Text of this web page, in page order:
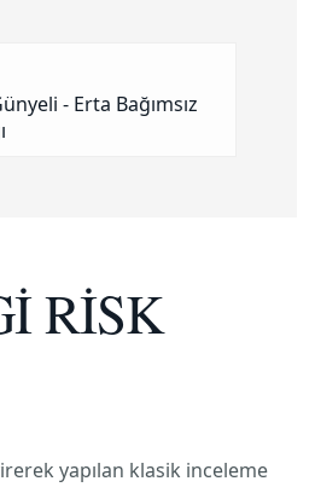
- Erta Bağımsız
RİSK
yapılan klasik inceleme